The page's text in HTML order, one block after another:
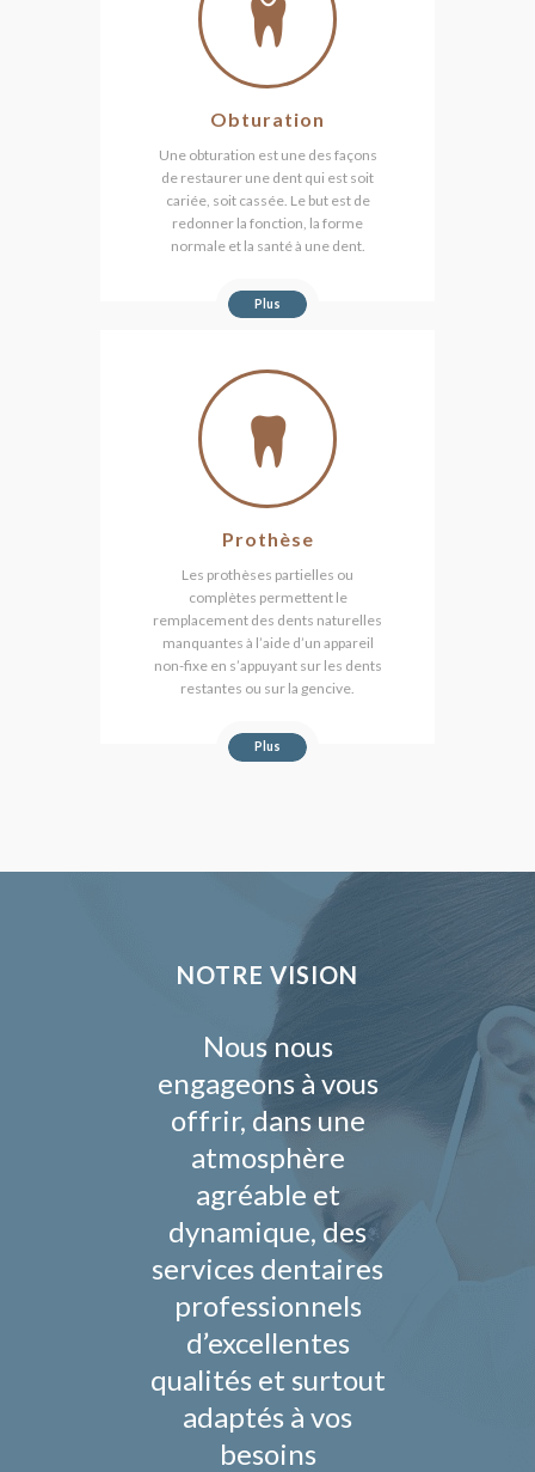
Obturation
Une obturation est une des façons
de restaurer une dent qui est soit
cariée, soit cassée. Le but est de
redonner la fonction, la forme
normale et la santé à une dent.
Plus
Prothèse
Les prothèses partielles ou
complètes permettent le
remplacement des dents naturelles
manquantes à l’aide d’un appareil
non-fixe en s’appuyant sur les dents
restantes ou sur la gencive.
Plus
NOTRE VISION
Nous nous
engageons à vous
offrir, dans une
atmosphère
agréable et
dynamique, des
services dentaires
professionnels
d’excellentes
qualités et surtout
adaptés à vos
besoins